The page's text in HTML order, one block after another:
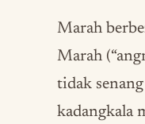
Marah
Marah
tidak
kadangkala